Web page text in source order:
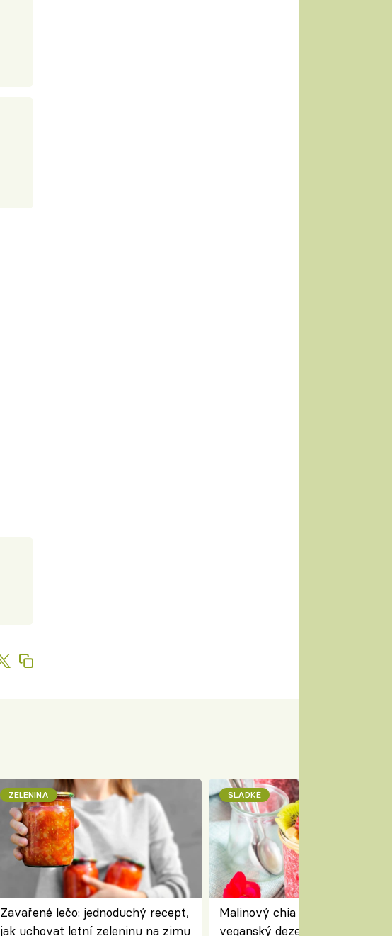
ZELENINA
Zavařené lečo: jednoduchý recept,
jak uchovat letní zeleninu na zimu
SLADKÉ
Malinový chia pudink s
veganský dezert plný ovoce a